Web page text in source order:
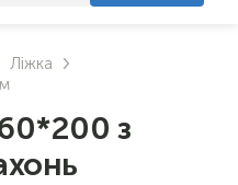
Ліжка
з